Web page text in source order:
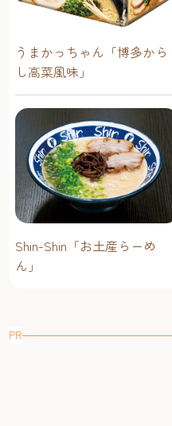
うまかっちゃん「博多から
し高菜風味」
Shin-Shin「お土産らーめ
ん」
PR